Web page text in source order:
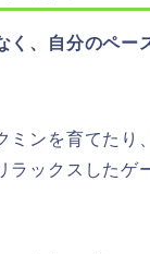
く、自分のペー
ミンを育てたり
ラックスしたゲ